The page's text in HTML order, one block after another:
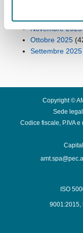
Novembre 2025
Ottobre 2025
Settembre 2025
Copyright ©
Sede
Codice fiscale, P.IVA
ISO
9001:2015,